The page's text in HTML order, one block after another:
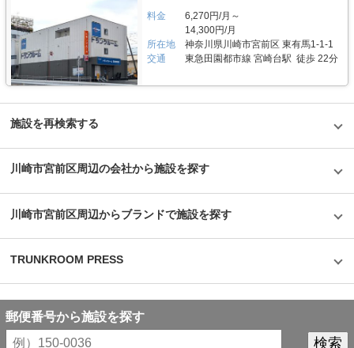
す。内見後、スマホで申し込みから決済まで完了ができ、入口の鍵として交
通系ICカードを登録すると、その時から荷物の出し入れが可能になっており
ます。書面での契約も勿論可能ですので、法人様のご契約の場合についても
対応致します。 セキュリティについては入口はセコムの警備が入ってお
り、各区画にはダイヤルキーを設置しています。入口のセコムの警備につい
ては、お手持ちの交通系ICカードを鍵として登録することが可能となってお
ど複数人でご利用になる場合でも大変便利です。全フロアに防犯カメラとモ
ニターを設置しており、駐車場や施設内の状況を確認しやすくなっておりま
す。防犯カメラを、各フロアの通路などに複数設置し、照明も明るいため、
に完備するなど設備面も充実しており、荷物の保管に適切な温湿度を維持し
電気がつく仕様となっておりますので、季節・時間帯を問わずいつでも安心
して快適にご利用頂けます。 また、ご契約者様の初回ご利用時にキーピッ
トのスタッフがお客様とお荷物をお迎えし、トランクルームまで送迎する
本パーソナルストレージ株式会社が運営する「キーピット（ウルトラン
約もご利用中もスマートに！ >「キーピット練馬豊玉」1棟全フロアがトラ
ど成長・拡大している最中だという。その中で、一般の方にはまだ認知度が
高くはないトランクルームを業界全体で盛り上げるため、業界向けの情報交
換会などを開催し、いい施策は取り入れ事例をシェアしていくなど、ともに
成長していく気持ちを持った企業だと感じ、トランクルームの運営管理のス
ペシャリストのような立ち位置にいる同社は、今後も契約者にとって安心し
て利用できる施設を提供する企業という印象を受けた。同社が管理する
IT機器、空調設備など快適に使える設備が取り入れている。顧客にとっても
安心して使える物件という印象を受けた。
手続きやご来店による手続きなど面倒なやりとりは一切不要となります。内
見も遠隔スマートキーで立会いなしで行え、借りたいときに借りられるのも
特徴の一つです。一般的なトランクルームでは口座振替でのお支払いが多い
中、「キーピット練馬豊玉」は初期費用や毎月の使用料をクレジットカード
でお支払いすることができます。エブリデイロープライス物件を合言葉に、
時期に合わせてお得なキャンペーンも行っていますので、詳細は問い合わせ
長・拡大している最中だという。その中で、一般の方にはまだ認知度が高く
持った企業だと感じた。同社が管理する「KeepIt」は、どの建物も1棟の専
用施設で、最新のIT機器や空調設備、安心して使えるセキュリティや快適に
使える設備を取り入れている。さらには業界向けの情報交換会などを開催
て安心して利用できる施設を提供する企業という印象を受けた。
料金
6,270円/月～
14,300円/月
所在地
神奈川県川崎市宮前区 東有馬1-1-1
交通
東急田園都市線 宮崎台駅 徒歩 22分
施設を再検索する
川崎市宮前区周辺の会社から施設を探す
川崎市宮前区周辺からブランドで施設を探す
TRUNKROOM PRESS
郵便番号から施設を探す